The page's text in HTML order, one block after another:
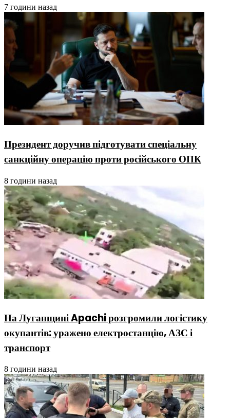
7 години назад
Президент доручив підготувати спеціальну
санкційну операцію проти російського ОПК
8 години назад
На Луганщині Apachi розгромили логістику
окупантів: уражено електростанцію, АЗС і
транспорт
8 години назад